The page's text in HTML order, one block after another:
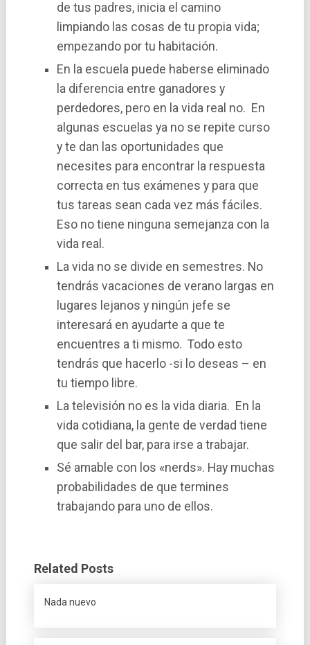
de tus padres, inicia el camino
limpiando las cosas de tu propia vida;
empezando por tu habitación.
En la escuela puede haberse eliminado
la diferencia entre ganadores y
perdedores, pero en la vida real no. En
algunas escuelas ya no se repite curso
y te dan las oportunidades que
necesites para encontrar la respuesta
correcta en tus exámenes y para que
tus tareas sean cada vez más fáciles.
Eso no tiene ninguna semejanza con la
vida real.
La vida no se divide en semestres. No
tendrás vacaciones de verano largas en
lugares lejanos y ningún jefe se
interesará en ayudarte a que te
encuentres a ti mismo. Todo esto
tendrás que hacerlo -si lo deseas – en
tu tiempo libre.
La televisión no es la vida diaria. En la
vida cotidiana, la gente de verdad tiene
que salir del bar, para irse a trabajar.
Sé amable con los «nerds». Hay muchas
probabilidades de que termines
trabajando para uno de ellos.
Related Posts
Nada nuevo